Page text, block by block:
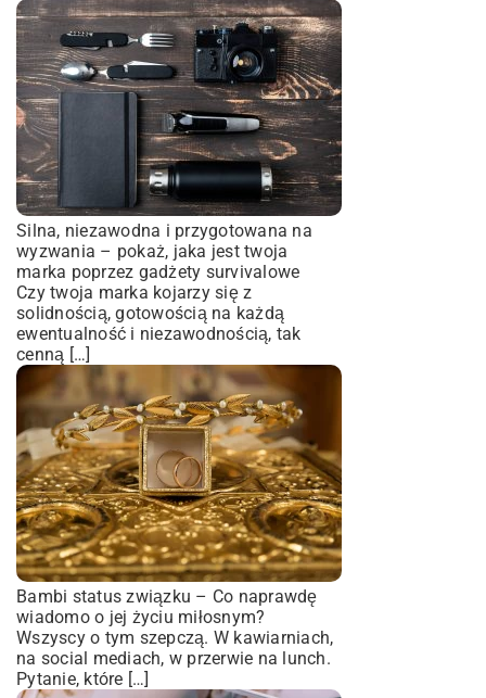
Silna, niezawodna i przygotowana na
wyzwania – pokaż, jaka jest twoja
marka poprzez gadżety survivalowe
Czy twoja marka kojarzy się z
solidnością, gotowością na każdą
ewentualność i niezawodnością, tak
cenną […]
Bambi status związku – Co naprawdę
wiadomo o jej życiu miłosnym?
Wszyscy o tym szepczą. W kawiarniach,
na social mediach, w przerwie na lunch.
Pytanie, które […]